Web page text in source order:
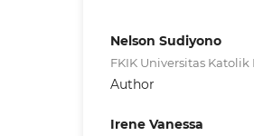
Nelson Sudiyono
FKIK Universitas
Author
Irene Vanessa